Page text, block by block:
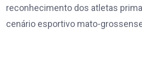
reconhecimento dos atletas
cenário esportivo mato-